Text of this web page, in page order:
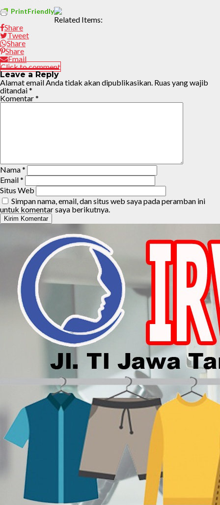
PrintFriendly
Related Items:
Share
Tweet
Share
Share
Email
Click to comment
Leave a Reply
Alamat email Anda tidak akan dipublikasikan. Ruas yang wajib
ditandai*
Komentar*
Nama*
Email*
Situs Web
Simpan nama, email, dan situs web saya pada peramban ini
untuk komentar saya berikutnya.